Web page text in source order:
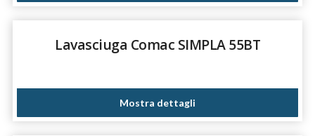
Lavasciuga Comac SIMPLA 55BT
Mostra dettagli